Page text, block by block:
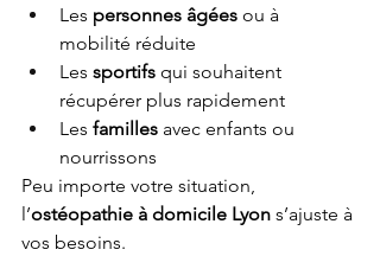
Les personnes âgées ou à
mobilité réduite
Les sportifs qui souhaitent
récupérer plus rapidement
Les familles avec enfants ou
nourrissons
Peu importe votre situation,
l’ostéopathie à domicile Lyon s’ajuste à
vos besoins.